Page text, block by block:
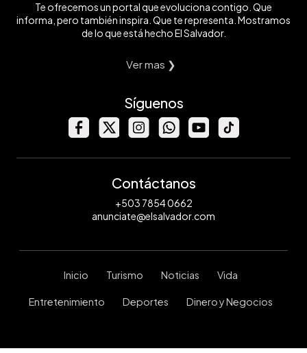
Te ofrecemos un portal que evoluciona contigo. Que
informa, pero también inspira. Que te representa. Mostramos
de lo que está hecho El Salvador.
Ver mas ❯
Síguenos
Contáctanos
+503 7854 0662
anunciate@elsalvador.com
Inicio Turismo Noticias Vida
Entretenimiento Deportes Dinero y Negocios